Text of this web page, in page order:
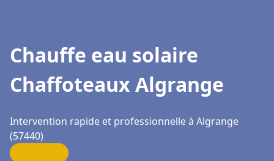
Chauffe eau solaire
Chaffoteaux Algrange
Intervention rapide et professionnelle à Algrange
(57440)